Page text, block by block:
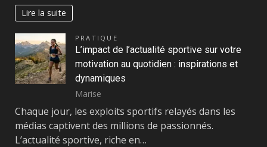
Lire la suite
PRATIQUE
L’impact de l’actualité sportive sur votre
motivation au quotidien : inspirations et
dynamiques
Marise
Chaque jour, les exploits sportifs relayés dans les
médias captivent des millions de passionnés.
L’actualité sportive, riche en…